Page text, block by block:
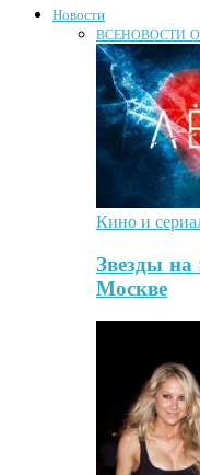
Новости
ВСЕНОВОСТИ
Кино и
Звезды
Москве